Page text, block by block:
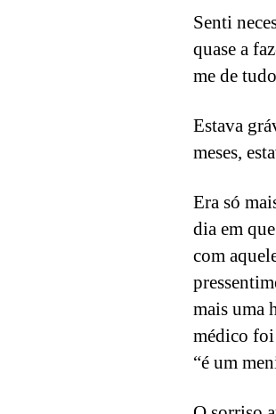
Senti
quase a
me de
Estava
meses,
Era só
dia em
com
mais uma
médico foi
“é um